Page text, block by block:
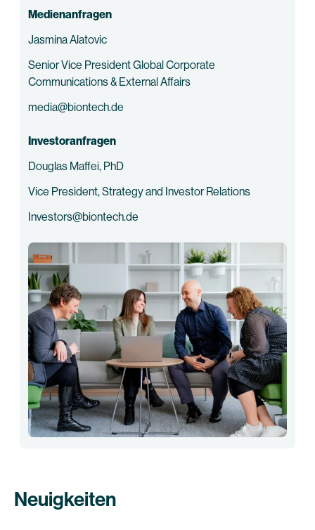
Medienanfragen
Jasmina Alatovic
Senior Vice President Global Corporate
Communications & External Affairs
media@biontech.de
Investoranfragen
Douglas Maffei, PhD
Vice President, Strategy and Investor Relations
Investors@biontech.de
Neuigkeiten